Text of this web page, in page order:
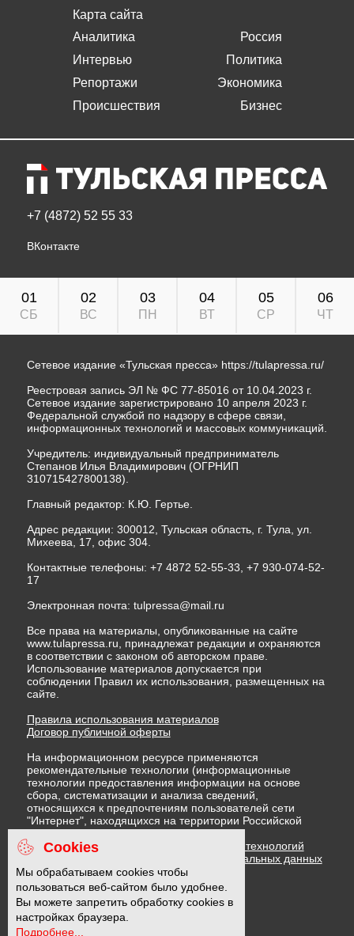
Карта сайта
Аналитика
Интервью
Репортажи
Происшествия
Россия
Политика
Экономика
Бизнес
+7 (4872) 52 55 33
ВКонтакте
01
СБ
02
ВС
03
ПН
04
ВТ
05
СР
06
ЧТ
Сетевое издание «Тульская пресса» https://tulapressa.ru/
Реестровая запись ЭЛ № ФС 77-85016 от 10.04.2023 г.
Сетевое издание зарегистрировано 10 апреля 2023 г.
Федеральной службой по надзору в сфере связи,
информационных технологий и массовых коммуникаций.
Учредитель: индивидуальный предприниматель
Степанов Илья Владимирович (ОГРНИП
310715427800138).
Главный редактор: К.Ю. Гертье.
Адрес редакции: 300012, Тульская область, г. Тула, ул.
Михеева, 17, офис 304.
Контактные телефоны: +7 4872 52-55-33, +7 930-074-52-
17
Электронная почта: tulpressa@mail.ru
Все права на материалы, опубликованные на сайте
www.tulapressa.ru, принадлежат редакции и охраняются
в соответствии с законом об авторском праве.
Использование материалов допускается при
соблюдении Правил их использования, размещенных на
сайте.
Правила использования материалов
Договор публичной оферты
На информационном ресурсе применяются
рекомендательные технологии (информационные
технологии предоставления информации на основе
сбора, систематизации и анализа сведений,
относящихся к предпочтениям пользователей сети
"Интернет", находящихся на территории Российской
Федерации)
Правила применения рекомендательных технологий
Политика в отношении обработки персональных данных
Политика обработки файлов cookie
16 +
Cookies
Мы обрабатываем cookies чтобы
пользоваться веб-сайтом было удобнее.
Вы можете запретить обработку cookies в
настройках браузера.
Подробнее...